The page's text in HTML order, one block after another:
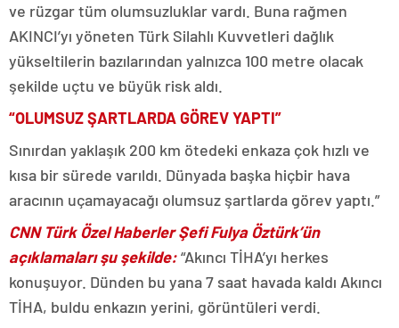
ve rüzgar tüm olumsuzluklar vardı. Buna rağmen
AKINCI’yı yöneten Türk Silahlı Kuvvetleri dağlık
yükseltilerin bazılarından yalnızca 100 metre olacak
şekilde uçtu ve büyük risk aldı.
“OLUMSUZ ŞARTLARDA GÖREV YAPTI”
Sınırdan yaklaşık 200 km ötedeki enkaza çok hızlı ve
kısa bir sürede varıldı. Dünyada başka hiçbir hava
aracının uçamayacağı olumsuz şartlarda görev yaptı.”
CNN Türk Özel Haberler Şefi Fulya Öztürk’ün
açıklamaları şu şekilde:“Akıncı TİHA’yı herkes
konuşuyor. Dünden bu yana 7 saat havada kaldı Akıncı
TİHA, buldu enkazın yerini, görüntüleri verdi.